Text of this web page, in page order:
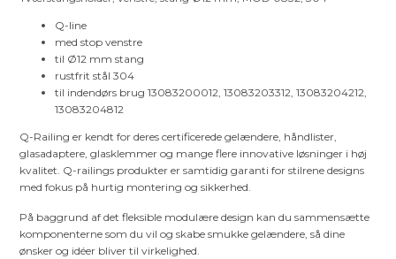
Q-line
med stop venstre
til Ø12 mm stang
rustfrit stål 304
til indendørs brug 13083200012, 13083203312, 13083204212,
13083204812
Q-Railing er kendt for deres certificerede gelændere, håndlister,
glasadaptere, glasklemmer og mange flere innovative løsninger i høj
kvalitet. Q-railings produkter er samtidig garanti for stilrene designs
med fokus på hurtig montering og sikkerhed.
På baggrund af det fleksible modulære design kan du sammensætte
komponenterne som du vil og skabe smukke gelændere, så dine
ønsker og idéer bliver til virkelighed.